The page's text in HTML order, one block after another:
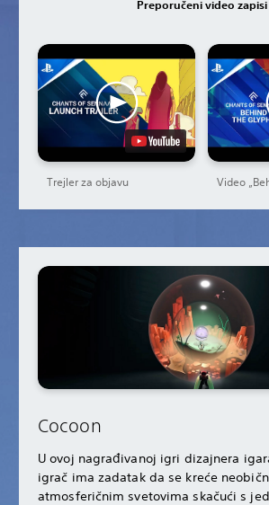
Preporučeni video zapisi
Trejler za objavu Video
Cocoon
U ovoj nagrađivanoj igri dizajnera
igrač ima zadatak da se kreće
atmosferičnim svetovima skačući s